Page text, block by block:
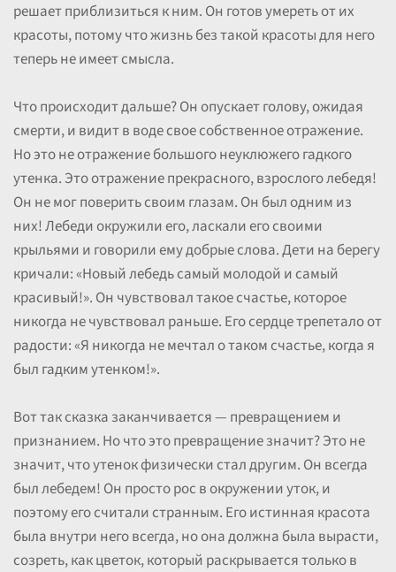
решает приблизиться к ним. Он готов умереть от их
красоты, потому что жизнь без такой красоты для него
теперь не имеет смысла.
Что происходит дальше? Он опускает голову, ожидая
смерти, и видит в воде свое собственное отражение.
Но это не отражение большого неуклюжего гадкого
утенка. Это отражение прекрасного, взрослого лебедя!
Он не мог поверить своим глазам. Он был одним из
них! Лебеди окружили его, ласкали его своими
крыльями и говорили ему добрые слова. Дети на берегу
кричали: «Новый лебедь самый молодой и самый
красивый!». Он чувствовал такое счастье, которое
никогда не чувствовал раньше. Его сердце трепетало от
радости: «Я никогда не мечтал о таком счастье, когда я
был гадким утенком!».
Вот так сказка заканчивается — превращением и
признанием. Но что это превращение значит? Это не
значит, что утенок физически стал другим. Он всегда
был лебедем! Он просто рос в окружении уток, и
поэтому его считали странным. Его истинная красота
была внутри него всегда, но она должна была вырасти,
созреть, как цветок, который раскрывается только в